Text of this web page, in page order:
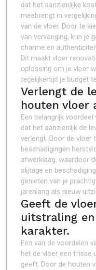
dat het aanzienlijke
meebrengt in
van de vloer. Door te
van vervanging, kun je
charme en
Dit maakt vloer
oplossing om je vloer
tegelijkertijd je budget
Verlengt de
houten vloer
Een belangrijk
dat het aanzienlijk de
verlengt. Door de vloer
beschadigingen
afwerklaag, waardoor
slijtage en
genieten van je
jarenlang als nieuw
Geeft de
uitstraling
karakter.
Een van de voordelen
het de vloer een frisse
geeft. Door de houten